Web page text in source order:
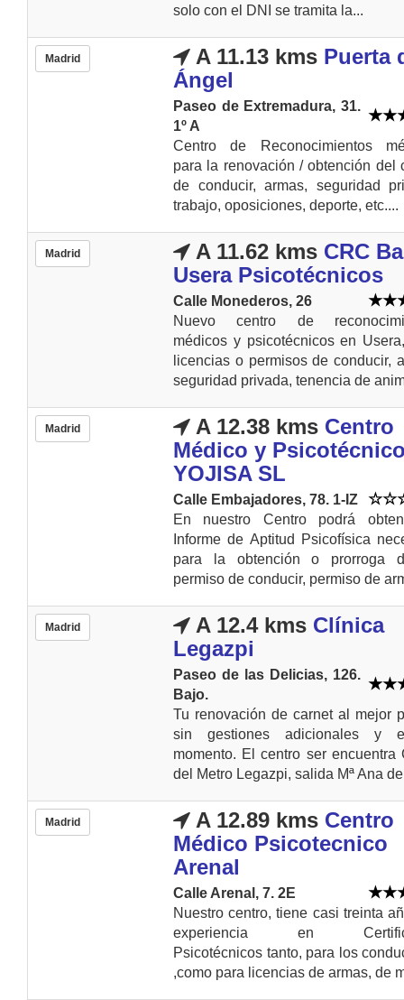
solo con el DNI se tramita la...
Madrid A 11.13 kms Puerta
Ángel
Paseo de Extremadura, 31.
1º A
Centro de Reconocimientos
para la renovación / obtención del
de conducir, armas, seguridad
trabajo, oposiciones, deporte, etc....
Madrid A 11.62 kms CRC
Usera Psicotécnicos
Calle Monederos, 26
Nuevo centro de
médicos y psicotécnicos en
licencias o permisos de conducir,
seguridad privada, tenencia de
Madrid A 12.38 kms Centro
Médico y
YOJISA SL
Calle Embajadores, 78. 1-IZ
En nuestro Centro podrá
Informe de Aptitud Psicofísica
para la obtención o prorroga
permiso de conducir, permiso de
Madrid A 12.4 kms Clínica
Legazpi
Paseo de las Delicias, 126.
Bajo.
Tu renovación de carnet al mejor
sin gestiones adicionales y
momento. El centro ser encuentra
del Metro Legazpi, salida Mª Ana
Madrid A 12.89 kms Centro
Médico Psicotecnico
Arenal
Calle Arenal, 7. 2E
Nuestro centro, tiene casi treinta
experiencia en
Psicotécnicos tanto, para los
,como para licencias de armas, de